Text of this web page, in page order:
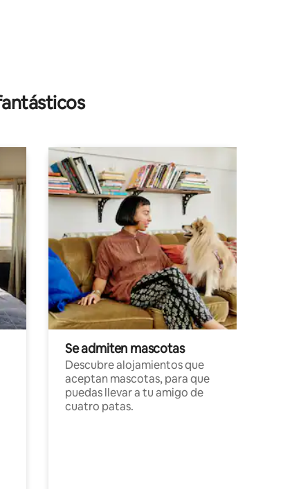
Se admiten mascotas
Descubre alojamientos que
aceptan mascotas, para que
puedas llevar a tu amigo de
cuatro patas.